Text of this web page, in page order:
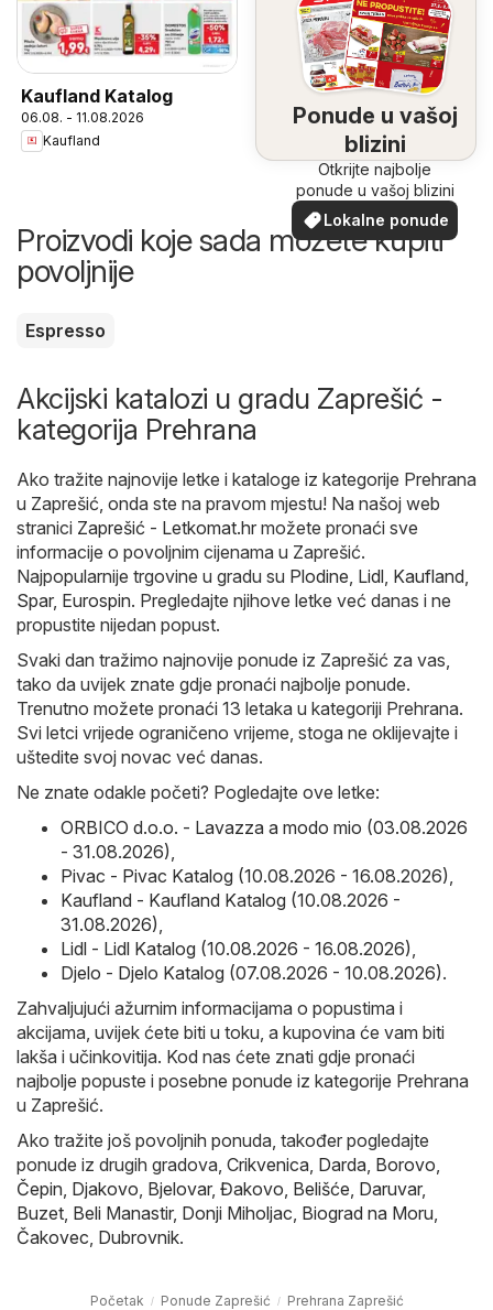
Kaufland Katalog
06.08. - 11.08.2026
Kaufland
Ponude u vašoj
blizini
Otkrijte najbolje
ponude u vašoj blizini
Lokalne ponude
Proizvodi koje sada možete kupiti
povoljnije
Espresso
Akcijski katalozi u gradu Zaprešić -
kategorija Prehrana
Ako tražite najnovije letke i kataloge iz kategorije Prehrana
u Zaprešić, onda ste na pravom mjestu! Na našoj web
stranici Zaprešić - Letkomat.hr možete pronaći sve
informacije o povoljnim cijenama u Zaprešić.
Najpopularnije trgovine u gradu su Plodine Lidl Kaufland
Spar, Eurospin. Pregledajte njihove letke već danas i ne
propustite nijedan popust.
Svaki dan tražimo najnovije ponude iz Zaprešić za vas,
tako da uvijek znate gdje pronaći najbolje ponude.
Trenutno možete pronaći 13 letaka u kategoriji Prehrana.
Svi letci vrijede ograničeno vrijeme, stoga ne oklijevajte i
uštedite svoj novac već danas.
Ne znate odakle početi? Pogledajte ove letke:
ORBICO d.o.o. - Lavazza a modo mio (03.08.2026
- 31.08.2026)
Pivac - Pivac Katalog (10.08.2026 - 16.08.2026)
Kaufland - Kaufland Katalog (10.08.2026 -
31.08.2026)
Lidl - Lidl Katalog (10.08.2026 - 16.08.2026)
Djelo - Djelo Katalog (07.08.2026 - 10.08.2026).
Zahvaljujući ažurnim informacijama o popustima i
akcijama, uvijek ćete biti u toku, a kupovina će vam biti
lakša i učinkovitija. Kod nas ćete znati gdje pronaći
najbolje popuste i posebne ponude iz kategorije Prehrana
u Zaprešić.
Ako tražite još povoljnih ponuda, također pogledajte
ponude iz drugih gradova, Crikvenica Darda Borovo
Čepin Djakovo Bjelovar, Đakovo Belišće Daruvar,
Buzet Beli Manastir, Donji Miholjac Biograd na Moru
Čakovec Dubrovnik.
Početak Ponude Zaprešić Prehrana Zaprešić